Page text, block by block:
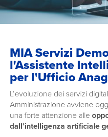
MIA Servizi
l'Assistente
per l'Ufficio
L’evoluzione dei servizi
Amministrazione avviene
una forte attenzione alle
dall’intelligenza artificiale